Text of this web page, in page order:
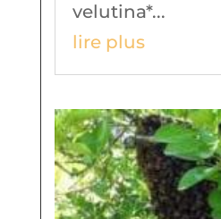
velutina*...
lire plus